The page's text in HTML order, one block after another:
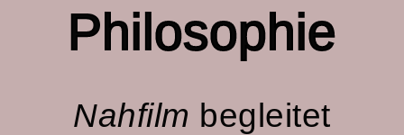
Philosophie
Nahfilm begleitet